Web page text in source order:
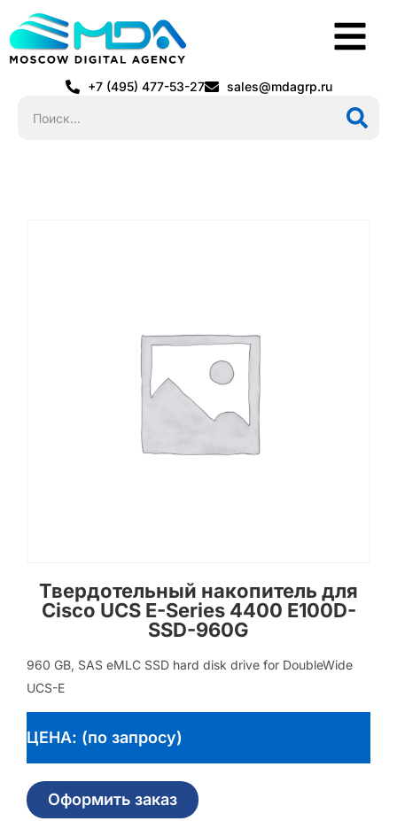
+7 (495) 477-53-27 sales@mdagrp.ru
Твердотельный накопитель для
Cisco UCS E-Series 4400 E100D-
SSD-960G
960 GB, SAS eMLC SSD hard disk drive for DoubleWide
UCS-E
ЦЕНА: (по запросу)
Оформить заказ